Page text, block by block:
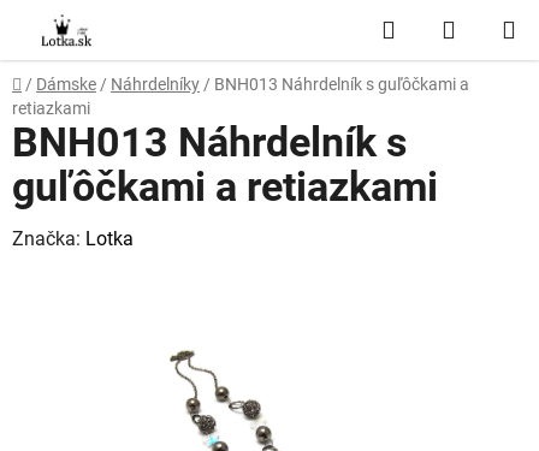
obsah
Hľadať
KOŠÍK
Domov
/ Dámske / Náhrdelníky / BNH013 Náhrdelník s guľôčkami a
retiazkami
BNH013 Náhrdelník s
guľôčkami a retiazkami
Značka: Lotka